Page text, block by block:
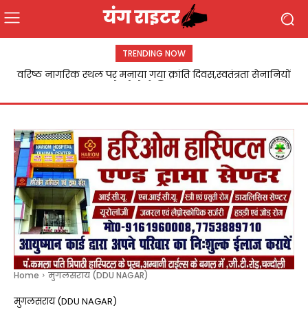
TRENDING NOW
Chandauli:उर्वरक दुकानों पर छापेमारी,पांच विक्रेताओं को कारण
Home मुगलसराय (DDU NAGAR)
मुगलसराय (DDU NAGAR)